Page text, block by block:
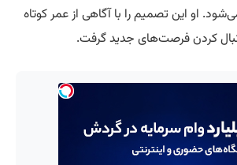
او این تصمیم را با آگاهی از عمر کوتاه
کردن فرصت‌های جدید گرفت.